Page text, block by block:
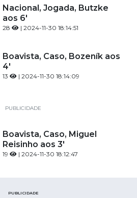
Nacional, Jogada, Butzke
aos 6'
28 | 2024-11-30 18:14:51
Boavista, Caso, Bozeník aos
4'
13 | 2024-11-30 18:14:09
PUBLICIDADE
Boavista, Caso, Miguel
Reisinho aos 3'
19 | 2024-11-30 18:12:47
PUBLICIDADE